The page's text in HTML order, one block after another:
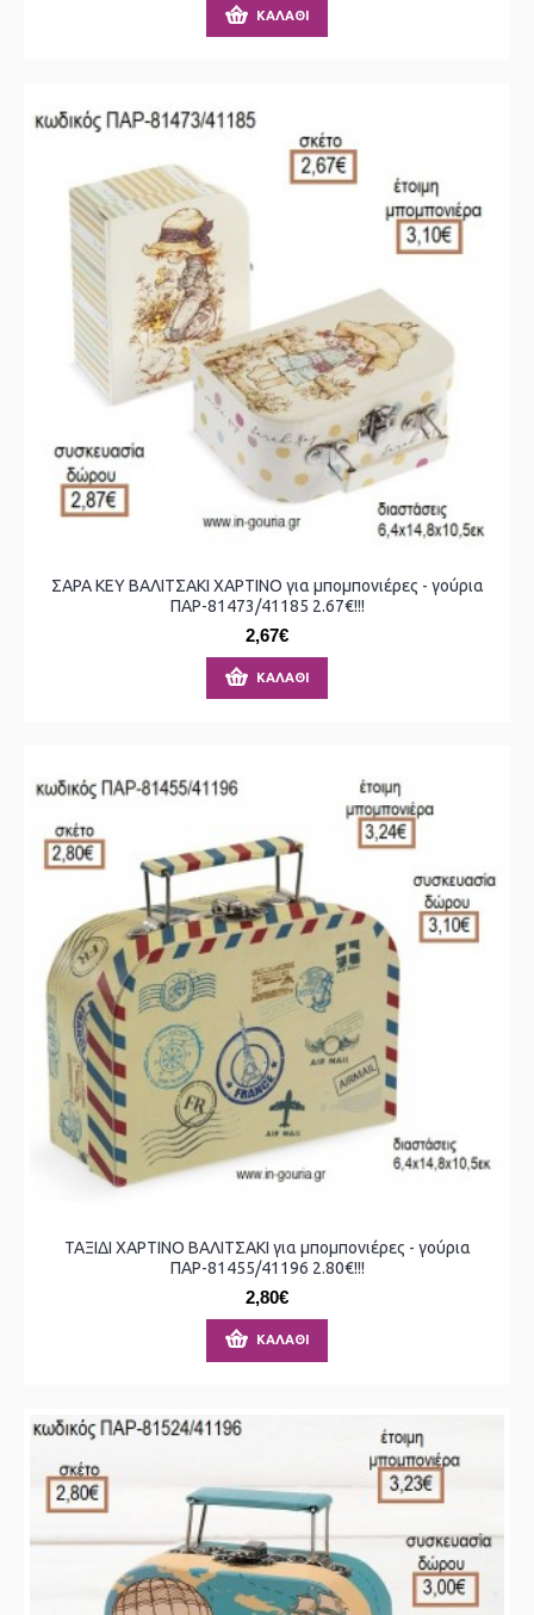
ΚΑΛΆΘΙ
ΣΑΡΑ ΚΕΥ ΒΑΛΙΤΣΑΚΙ ΧΑΡΤΙΝΟ για μπομπονιέρες - γούρια
ΠΑΡ-81473/41185 2.67€!!!
2,67€
ΚΑΛΆΘΙ
ΤΑΞΙΔΙ ΧΑΡΤΙΝΟ ΒΑΛΙΤΣΑΚΙ για μπομπονιέρες - γούρια
ΠΑΡ-81455/41196 2.80€!!!
2,80€
ΚΑΛΆΘΙ